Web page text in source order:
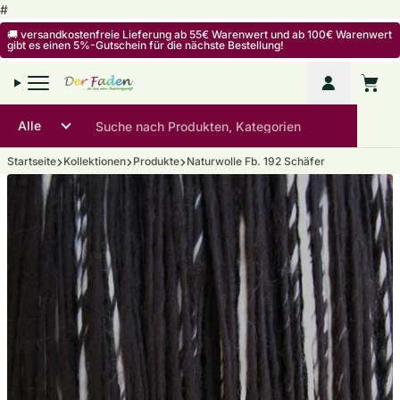
#Zum Inhalt springen
🚚 versandkostenfreie Lieferung ab 55€ Warenwert und ab 100€ Warenwert
gibt es einen 5%-Gutschein für die nächste Bestellung!
Mein
Startseite Kollektionen Produkte Naturwolle Fb. 192 Schäfer